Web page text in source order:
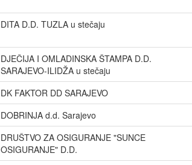
DITA D.D. TUZLA u stečaju
DJEČIJA I OMLADINSKA ŠTAMPA D.D.
SARAJEVO-ILIDŽA u stečaju
DK FAKTOR DD SARAJEVO
DOBRINJA d.d. Sarajevo
DRUŠTVO ZA OSIGURANJE "SUNCE
OSIGURANJE" D.D.